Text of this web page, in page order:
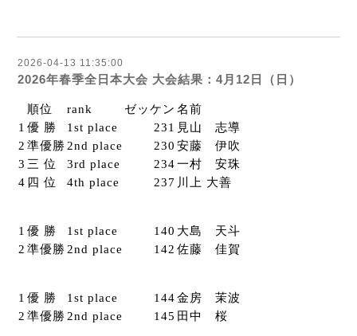
2026-04-13 11:35:00
2026年春季全日本大会 大会結果：4月12日（日）
順位 rank ゼッケン 名前
1 優 勝 1st place 231 見山 志導
2 準優勝 2nd place 230 安藤 伊吹
3 三 位 3rd place 234一村 安珠
4 四 位 4th place 237 川上 大善
1 優 勝 1st place 140 大島 天斗
2 準優勝 2nd place 142 佐藤 佳賀
1 優 勝 1st place 144金房 茉波
2 準優勝 2nd place 145 田中 桜